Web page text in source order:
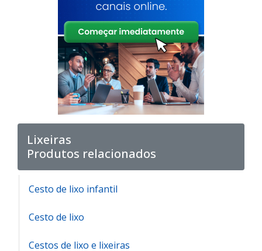
Lixeiras
Produtos relacionados
Cesto de lixo infantil
Cesto de lixo
Cestos de lixo e lixeiras